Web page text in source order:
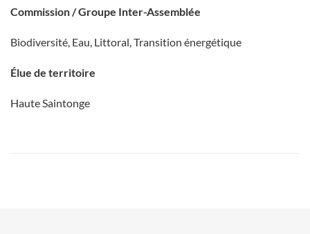
Commission / Groupe Inter-Assemblée
Biodiversité, Eau, Littoral, Transition énergétique
Élue de territoire
Haute Saintonge